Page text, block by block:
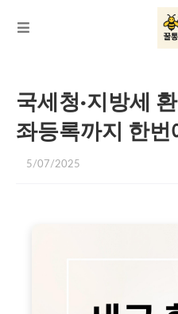
국세청·지방세
좌등록까지 한번
5/07/2025